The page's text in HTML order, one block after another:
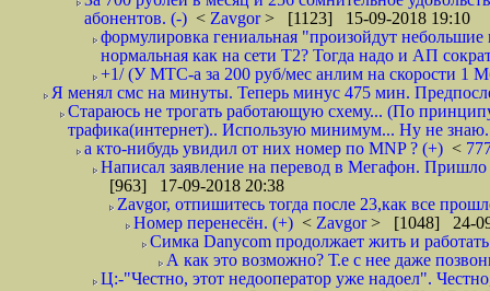
абонентов. (-) < Zavgor> [1123] 15-09-2018 19:10
формулировка гениальная "произойдут небольшие
нормальная как на сети Т2? Тогда надо и АП
+1/ (У МТС-а за 200 руб/мес анлим на скорости 1
Я менял смс на минуты. Теперь минус 475 мин.
Стараюсь не трогать работающую схему... (По
трафика(интернет).. Использую минимум... Ну не
а кто-нибудь увидил от них номер по MNP ? (+) <
Написал заявление на перевод в Мегафон.
[963] 17-09-2018 20:38
Zavgor, отпишитесь тогда после 23,как все
Номер перенесён. (+) < Zavgor> [1048] 24-
Симка Danycom продолжает жить и
А как это возможно? Т.е с нее даже
Ц:-"Честно, этот недооператор уже надоел".